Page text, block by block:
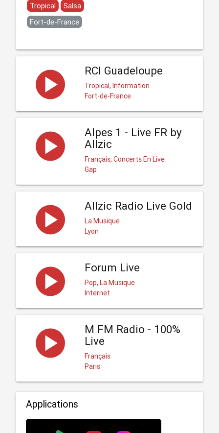
Tropical
Salsa
Fort-de-France
RCI Guadeloupe
Tropical, Information
Fort-de-France
Alpes 1 - Live FR by
Allzic
Français, Concerts En Live
Gap
Allzic Radio Live Gold
La Musique
Lyon
Forum Live
Pop, La Musique
Internet
M FM Radio - 100%
Live
Français
Paris
Applications